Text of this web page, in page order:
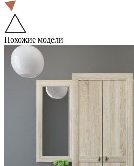
Похожие модели